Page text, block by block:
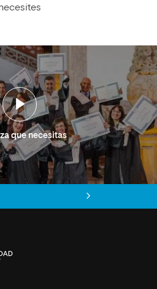
que necesitas